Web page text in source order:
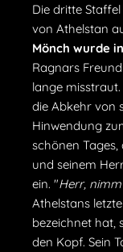
Die dritte
von Athelstan
Mönch wurde
Ragnars
lange
die Abkehr von
Hinwendung
schönen
und seinem
ein. "Herr,
Athelstans
bezeichnet hat,
den Kopf. Sein